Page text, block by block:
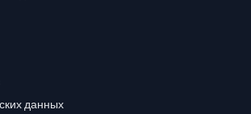
данных